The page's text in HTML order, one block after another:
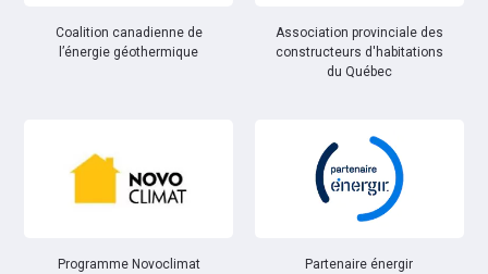
Coalition canadienne de
l’énergie géothermique
Association provinciale des
constructeurs d'habitations
du Québec
Programme Novoclimat Partenaire énergir